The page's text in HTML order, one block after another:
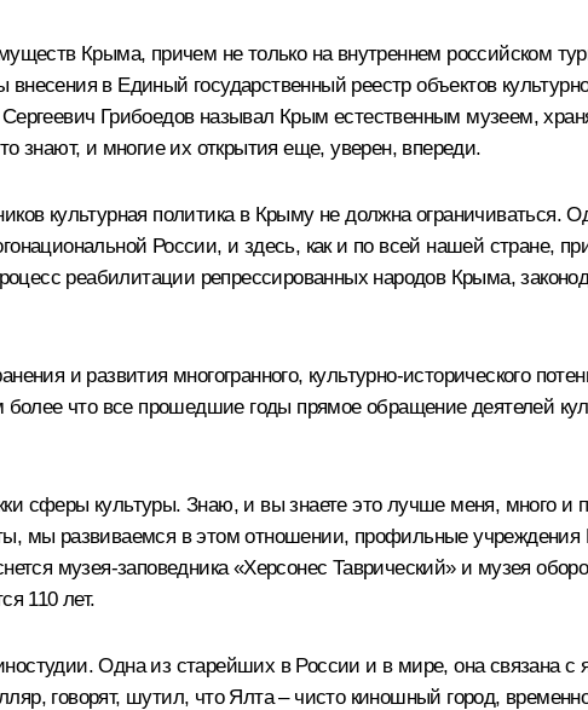
Крыма, причем не только на внутреннем российском
в Единый государственный реестр объектов
Грибоедов называл Крым естественным музеем,
знают, и многие их открытия еще, уверен, впереди.
культурная политика в Крыму не должна ограничиваться.
России, и здесь, как и по всей нашей стране,
реабилитации репрессированных народов Крыма,
и развития многогранного, культурно-исторического
более что все прошедшие годы прямое обращение деятелей
сферы культуры. Знаю, и вы знаете это лучше меня, много и
мы развиваемся в этом отношении, профильные
музея-заповедника «Херсонес Таврический» и музея
110 лет.
Одна из старейших в России и в мире, она связана
говорят, шутил, что Ялта – чисто киношный город,